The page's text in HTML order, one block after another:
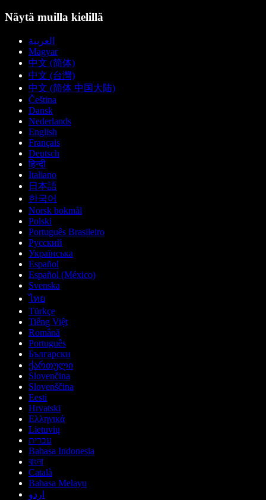
Näytä muilla kielillä
العربية
Magyar
中文 (简体)
中文 (台灣)
中文 (简体 中国大陆)
Čeština
Dansk
Nederlands
English
Français
Deutsch
हिन्दी
Italiano
日本語
한국어
Norsk bokmål
Polski
Português Brasileiro
Русский
Українська
Español
Español (México)
Svenska
ไทย
Türkçe
Tiếng Việt
Română
Português
Български
ქართული
Slovenčina
Slovenščina
Eesti
Hrvatski
Ελληνικά
Lietuvių
עברית
Bahasa Indonesia
বাংলা
Català
Bahasa Melayu
اردو